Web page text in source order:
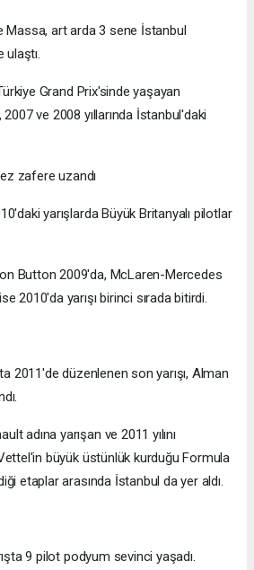
Massa, art arda 3 sene İstanbul
Grand Prix'sinde yaşayan
ve 2008 yıllarında İstanbul'daki
zafere uzandı
yarışlarda Büyük Britanyalı pilotlar
Button 2009'da, McLaren-Mercedes
2010'da yarışı birinci sırada bitirdi.
2011'de düzenlenen son yarışı, Alman
adına yarışan ve 2011 yılını
büyük üstünlük kurduğu Formula
etaplar arasında İstanbul da yer aldı.
9 pilot podyum sevinci yaşadı.